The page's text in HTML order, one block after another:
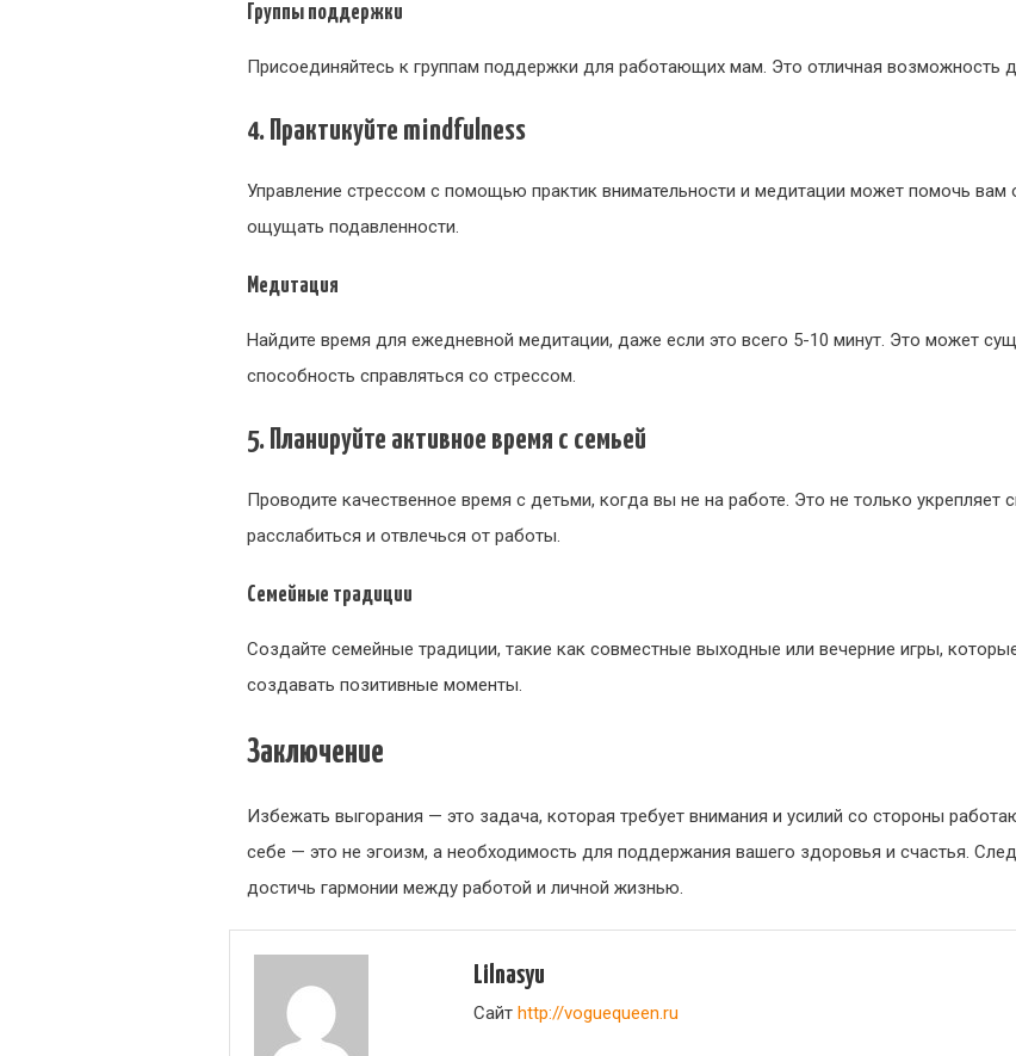
Группы поддержки
Присоединяйтесь к группам поддержки для работающих мам. Это отличная возможность
4. Практикуйте mindfulness
Управление стрессом с помощью практик внимательности и медитации может помочь вам
ощущать подавленности.
Медитация
Найдите время для ежедневной медитации, даже если это всего 5-10 минут. Это может
способность справляться со стрессом.
5. Планируйте активное время с семьей
Проводите качественное время с детьми, когда вы не на работе. Это не только
расслабиться и отвлечься от работы.
Семейные традиции
Создайте семейные традиции, такие как совместные выходные или вечерние игры,
создавать позитивные моменты.
Заключение
Избежать выгорания — это задача, которая требует внимания и усилий со стороны
себе — это не эгоизм, а необходимость для поддержания вашего здоровья и счастья.
достичь гармонии между работой и личной жизнью.
Lilnasyu
Сайт http://voguequeen.ru